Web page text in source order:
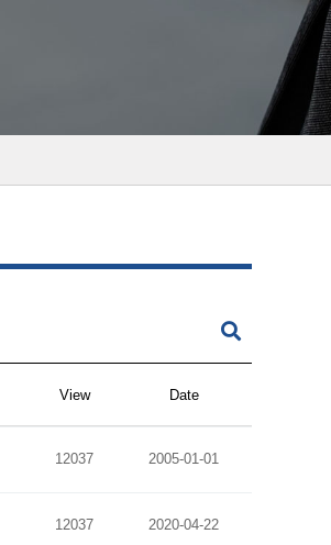
View Date
12037 2005-01-01
12037 2020-04-22